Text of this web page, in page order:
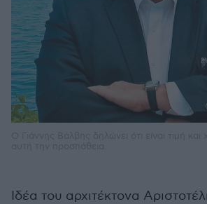
Ιδέα του αρχιτέκτονα